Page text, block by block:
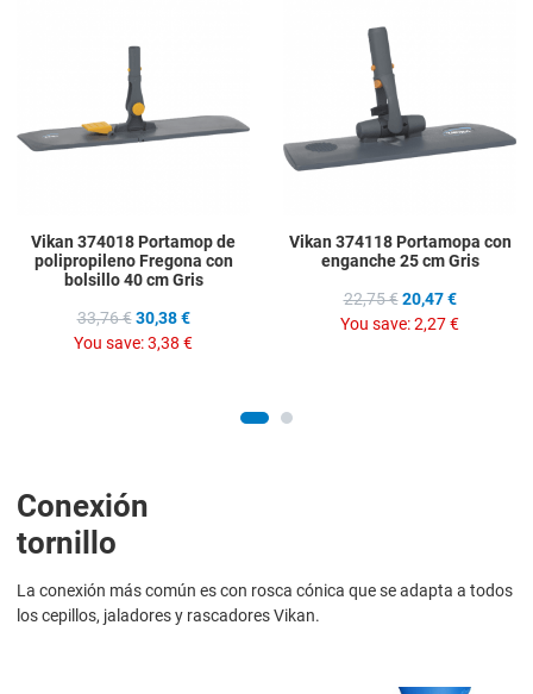
Add to Compare
Vikan 374018 Portamop de
polipropileno Fregona con
bolsillo 40 cm Gris
33,76 € 30,38 €
You save:3,38 €
Vikan 374118 Portamopa con
enganche 25 cm Gris
22,75 € 20,47 €
You save:2,27 €
Conexión
tornillo
La conexión más común es con rosca cónica que se adapta a todos
los cepillos, jaladores y rascadores Vikan.